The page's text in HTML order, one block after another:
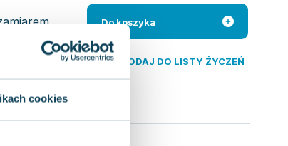
cookies
Wśród
Do koszyka
DODAJ DO LISTY ŻYCZEŃ